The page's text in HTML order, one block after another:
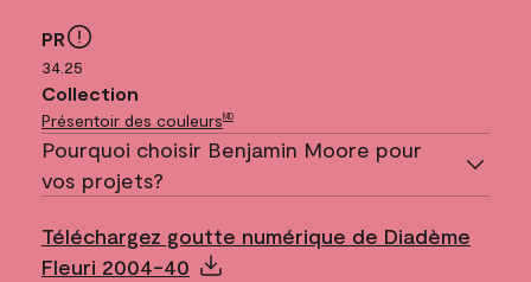
PR
34.25
Collection
Présentoir des couleursMD
Pourquoi choisir Benjamin Moore pour
vos projets?
Téléchargez goutte numérique de Diadème
Fleuri 2004-40